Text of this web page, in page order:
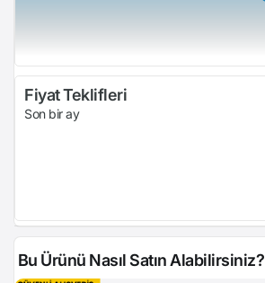
Fiyat Teklifleri
Son bir ay
Bu Ürünü Nasıl Satın Alabilirsiniz?